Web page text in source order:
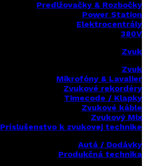
Predlžovačky & Rozbočky
Power Station
Elektrocentrály
380V
Zvuk
Zvuk
Mikrofóny & Lavalier
Zvukové rekordéry
Timecode / Klapky
Zvukové káble
Zvukový Mix
Príslušenstvo k zvukovej technike
Autá / Dodávky
Produkčná technika